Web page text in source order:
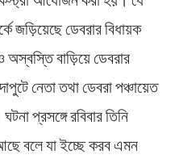
জড়িয়েছে ডেবরার বিধায়ক
বাড়িয়ে ডেবরার
নেতা তথা ডেবরা পঞ্চায়েত
প্রসঙ্গে রবিবার তিনি
বলে যা ইচ্ছে করব এমন